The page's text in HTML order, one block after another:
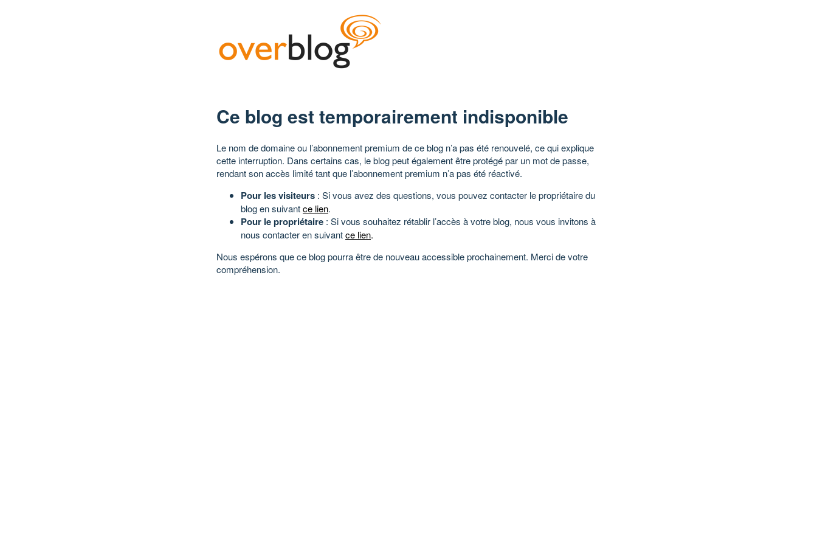
Ce blog est temporairement indisponible
Le nom de domaine ou l’abonnement premium de ce blog n’a pas été renouvelé, ce qui explique
cette interruption. Dans certains cas, le blog peut également être protégé par un mot de passe,
rendant son accès limité tant que l’abonnement premium n’a pas été réactivé.
Pour les visiteurs : Si vous avez des questions, vous pouvez contacter le propriétaire du
blog en suivantce lien.
Pour le propriétaire : Si vous souhaitez rétablir l’accès à votre blog, nous vous invitons à
nous contacter en suivantce lien.
Nous espérons que ce blog pourra être de nouveau accessible prochainement. Merci de votre
compréhension.